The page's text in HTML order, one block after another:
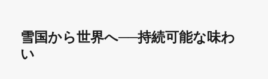
雪国から世界へ──持続可能な味わ
い